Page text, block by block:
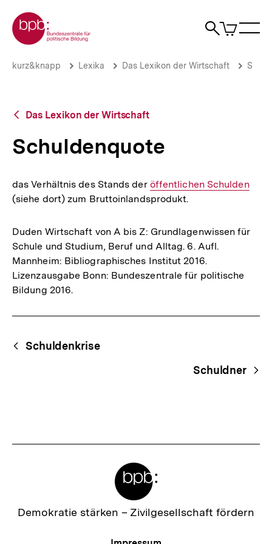
zum
Seiteninhalt
springen
Zur Startseite der bpb
Suche
Artikel
im
Schuldenquote
Brotkrümelnavigation
Pfadnavigation
kurz&knapp Lexika Das Lexikon der Wirtschaft S
Zurück
Übersicht
Das Lexikon der Wirtschaft
Schuldenquote
das Verhältnis des Stands der Interner
Link:
öffentlichen Schulden
(siehe dort) zum Bruttoinlandsprodukt.
Duden Wirtschaft von A bis Z: Grundlagenwissen für
Schule und Studium, Beruf und Alltag. 6. Aufl.
Mannheim: Bibliographisches Institut 2016.
Lizenzausgabe Bonn: Bundeszentrale für politische
Bildung 2016.
Begriffsnavigation
Content-
Navigation
Schuldenkrise
Schuldner
Zur
Demokratie stärken – Zivilgesellschaft fördern